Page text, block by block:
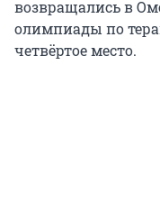
возвращались в
олимпиады по
четвёртое место.